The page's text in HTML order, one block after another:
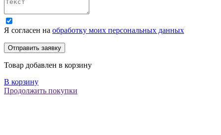
Я согласен на обработку моих персональных данных
Товар добавлен в корзину
В корзину
Продолжить покупки